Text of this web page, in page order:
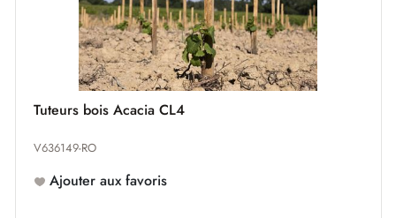
Tuteurs bois Acacia CL4
V636149-RO
Ajouter aux favoris